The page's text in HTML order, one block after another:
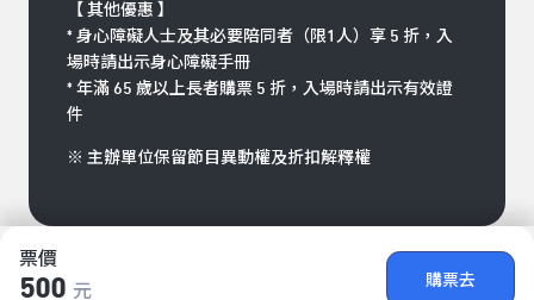
票價
500 元
購票去
【 其他優惠 】
* 身心障礙人士及其必要陪同者（限1人）享 5 折，入
場時請出示身心障礙手冊
* 年滿 65 歲以上長者購票 5 折，入場時請出示有效證
件
※ 主辦單位保留節目異動權及折扣解釋權